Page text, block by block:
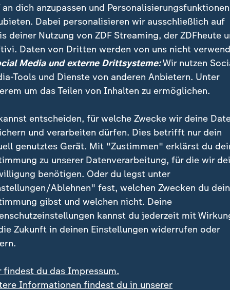
hatte Diomande zuvor in den USA verbracht, die
Academy, ehe er über Leganes in Spanien für
nach Leipzig fand. Inzwischen nähert sich sein
Euro. Doch selbst eine Ablösesumme deutlich
jedem Szenario ablehnen.
Oliver Mintzlaff hatte schon vor zwei Monaten
"Wenn ich Geschäftsführer Sport wäre,
verkaufen. Egal, welcher Preis da aufgerufen
an dich anzupassen und Personalisierungsfunktionen
Dabei personalisieren wir ausschließlich auf
deiner Nutzung von ZDF Streaming, der ZDFheute
Daten von Dritten werden von uns nicht
Media und externe Drittsysteme:Wir nutzen
Tools und Dienste von anderen Anbietern. Unter
um das Teilen von Inhalten zu ermöglichen.
entscheiden, für welche Zwecke wir deine
und verarbeiten dürfen. Dies betrifft nur dein
genutztes Gerät. Mit "Zustimmen" erklärst du
zu unserer Datenverarbeitung, für die wir
benötigen. Oder du legst unter
Ablehnen" fest, welchen Zwecken du
gibst und welchen nicht. Deine
kannst du jederzeit mit
Zukunft in deinen Einstellungen widerrufen oder
findest du das Impressum.
Informationen findest du in unserer